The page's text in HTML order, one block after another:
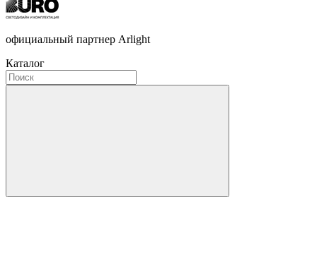
официальный партнер Arlight
Каталог